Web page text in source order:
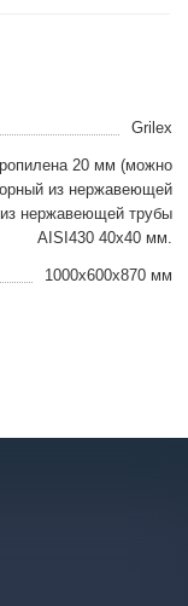
Grilex
20 мм (можно
из нержавеющей
нержавеющей трубы
AISI430 40х40 мм.
1000x600x870 мм